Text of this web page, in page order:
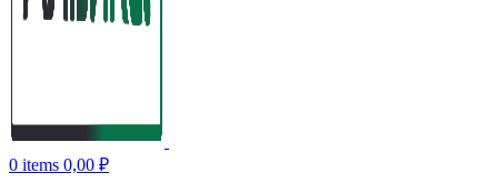
0 items 0,00 ₽